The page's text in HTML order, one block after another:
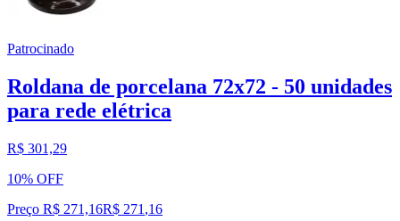
Patrocinado
Roldana de porcelana 72x72 - 50 unidades
para rede elétrica
R$ 301,29
10% OFF
Preço R$ 271,16R$ 271 ,16